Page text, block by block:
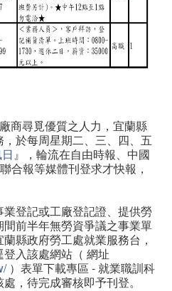
商尋覓優質之人力，宜蘭縣
於每周星期二、三、四、五
』，輪流在自由時報、中國
合報等媒體刊登求才快報，
登記或工廠登記證、提供勞
前半年無勞資爭議之事業單
縣政府勞工處就業服務台，
入該處網站（ 網址
）表單下載專區 - 就業職訓科
，待完成審核即予刊登。